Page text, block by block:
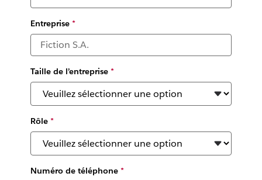
Entreprise*
Taille de l’entreprise*
Rôle*
Numéro de téléphone*